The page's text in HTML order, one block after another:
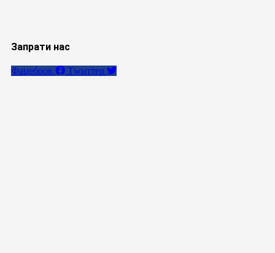
Запрати нас
Фацебоок Тwиттер